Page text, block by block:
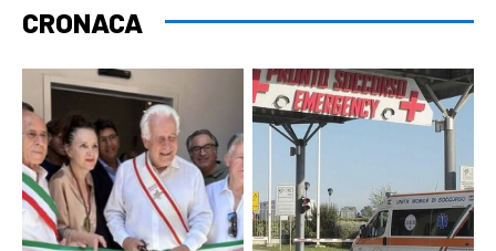
CRONACA